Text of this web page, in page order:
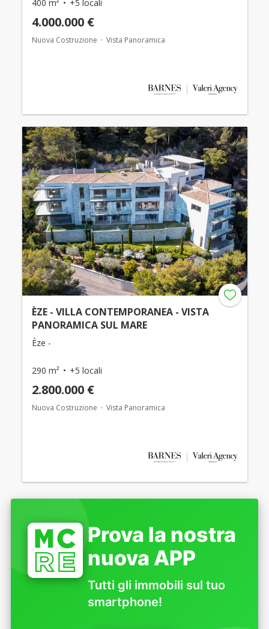
400 m² +5 locali
4.000.000 €
Nuova Costruzione Vista Panoramica
ÈZE - VILLA CONTEMPORANEA - VISTA
PANORAMICA SUL MARE
Èze -
290 m² +5 locali
2.800.000 €
Nuova Costruzione Vista Panoramica
Prova la nostra
nuova APP
Tutti gli immobili sul tuo
smartphone!